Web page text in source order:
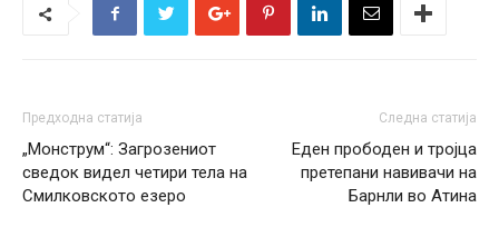
Предходна статија
„Монструм“: Загрозениот
сведок видел четири тела на
Смилковското езеро
Следна статија
Еден прободен и тројца
претепани навивачи на
Барнли во Атина